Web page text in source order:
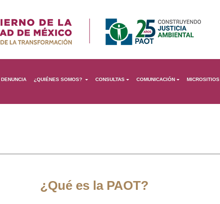
DENUNCIA ¿QUIÉNES SOMOS? CONSULTAS COMUNICACIÓN MICROSITIOS
¿Qué es la PAOT?